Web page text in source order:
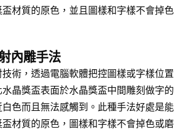
材質的原色，並且圖樣和字樣不會掉色
內雕手法
術，透過電腦軟體把控圖樣或字樣位置
晶獎盃表面於水晶獎盃中間雕刻做字的
色而且無法感觸到。此種手法好處是能
材質的原色，圖樣和字樣不會掉色或磨